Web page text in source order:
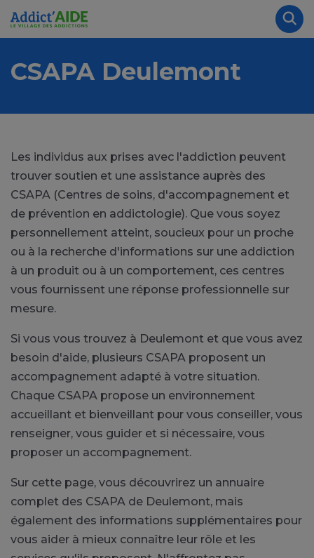
Aller au contenu principal
CSAPA Deulemont
Les individus aux prises avec l'addiction peuvent
trouver soutien et une assistance auprès des
CSAPA (Centres de soins, d'accompagnement et
de prévention en addictologie). Que vous soyez
personnellement atteint, soucieux pour un proche
ou à la recherche d'informations sur une addiction
à un produit ou à un comportement, ces centres
vous fournissent une réponse professionnelle sur
mesure.
Si vous vous trouvez à Deulemont et que vous avez
besoin d'aide, plusieurs CSAPA proposent un
accompagnement adapté à votre situation.
Chaque CSAPA propose un environnement
accueillant et bienveillant pour vous conseiller, vous
renseigner, vous guider et si nécessaire, vous
proposer un accompagnement.
Sur cette page, vous découvrirez un annuaire
complet des CSAPA de Deulemont, mais
également des informations supplémentaires pour
vous aider à mieux connaître leur rôle et les
Panneau de gestion des cookies